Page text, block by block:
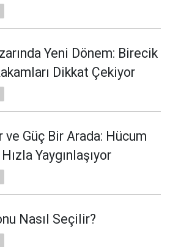
Yeni Dönem: Birecik
Dikkat Çekiyor
ve Güç Bir Arada: Hücum
Yaygınlaşıyor
Nasıl Seçilir?